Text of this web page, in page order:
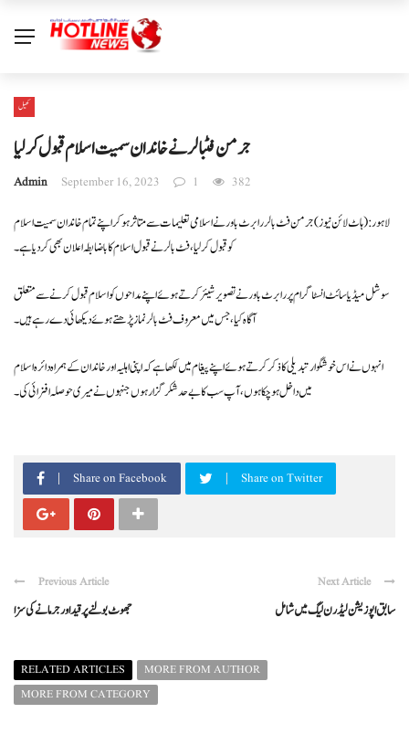
کھیل
جرمن فٹبالر نے خاندان سمیت اسلام قبول کرلیا
Admin September 16, 2023 1 382
لاہور: ( ہاٹ لائن نیوز) جرمن فٹ بالر رابرٹ باور نے اسلامی تعلیمات سے متاثر ہوکر اپنے تمام خاندان سمیت اسلام
کو قبول کر لیا ، فٹ بالر نے قبول اسلام کا باضابطہ اعلان بھی کر دیا ہے۔
سوشل میڈیا سائٹ انسٹاگرام پر رابرٹ باور نے تصویر شیئر کرتے ہوئے اپنے مداحوں کو اسلام قبول کرنے سے متعلق
آگاہ کیا، جس میں معروف فٹ بالر نماز پڑھتے ہوئے دیکھائی دے رہے ہیں۔
انہوں نے اس خوشگوار تبدیلی کا ذکر کرتے ہوئے اپنے پیغام میں لکھاہے کہ اپنی اہلیہ اور خاندان کے ہمراہ دائرہ اسلام
میں داخل ہو چکا ہوں، آپ سب کا بے حد شکر گزار ہوں جنہوں نے میری حوصلہ افزائی کی ۔
Share on Facebook Share on Twitter
Previous Article
جھوٹ بولنے پر قید اور جرمانے کی سزا
Next Article
سابق اپوزیشن لیڈر ن لیگ میں شامل
RELATED ARTICLES
MORE FROM AUTHOR
MORE FROM CATEGORY